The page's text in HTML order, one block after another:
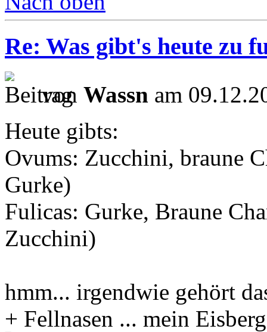
Re: Was gibt's heute zu
von Wassn am
Heute gibts:
Ovums: Zucchini, braune
Gurke)
Fulicas: Gurke, Braune
Zucchini)
hmm... irgendwie gehört
+ Fellnasen ... mein